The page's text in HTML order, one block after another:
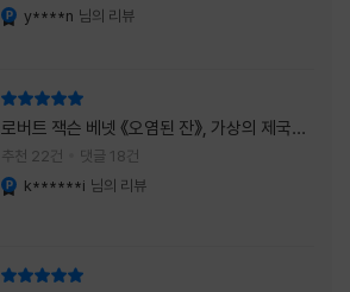
y****n 님의 리뷰
로버트 잭슨 베넷 《오염된 잔》, 가상의 제국이
주는 실감과 미스터리 사건의 치밀함이 이루어
내는 최상의 시너지...
추천 22건 댓글 18건
k******i 님의 리뷰